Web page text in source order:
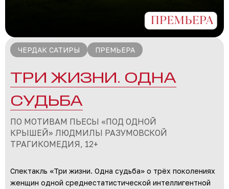
ЧЕРДАК САТИРЫ ПРЕМЬЕРА
ТРИ ЖИЗНИ. ОДНА
СУДЬБА
ПО МОТИВАМ ПЬЕСЫ «ПОД ОДНОЙ
КРЫШЕЙ» ЛЮДМИЛЫ РАЗУМОВСКОЙ
ТРАГИКОМЕДИЯ, 12+
Спектакль «Три жизни. Одна судьба» о трёх поколениях
женщин одной среднестатистической интеллигентной